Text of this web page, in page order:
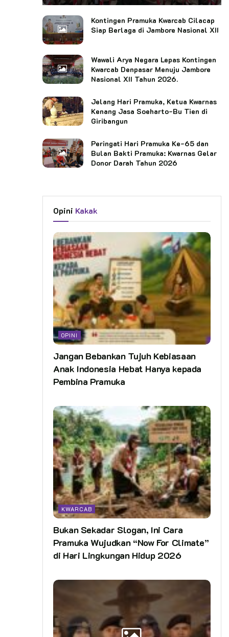
Kontingen Pramuka Kwarcab Cilacap
Siap Berlaga di Jambore Nasional XII
Wawali Arya Negara Lepas Kontingen
Kwarcab Denpasar Menuju Jambore
Nasional XII Tahun 2026.
Jelang Hari Pramuka, Ketua Kwarnas
Kenang Jasa Soeharto-Bu Tien di
Giribangun
Peringati Hari Pramuka Ke-65 dan
Bulan Bakti Pramuka: Kwarnas Gelar
Donor Darah Tahun 2026
Opini Kakak
OPINI
Jangan Bebankan Tujuh Kebiasaan
Anak Indonesia Hebat Hanya kepada
Pembina Pramuka
KWARCAB
Bukan Sekadar Slogan, Ini Cara
Pramuka Wujudkan “Now For Climate”
di Hari Lingkungan Hidup 2026